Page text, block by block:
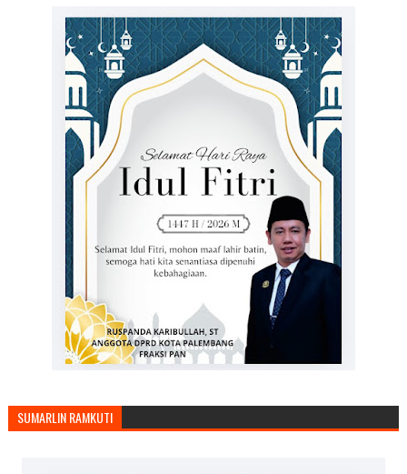
SUMARLIN RAMKUTI